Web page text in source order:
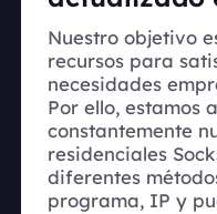
Nuestro objetivo
recursos para
necesidades
Por ello, estamos
constantemente
residenciales
diferentes
programa, IP y